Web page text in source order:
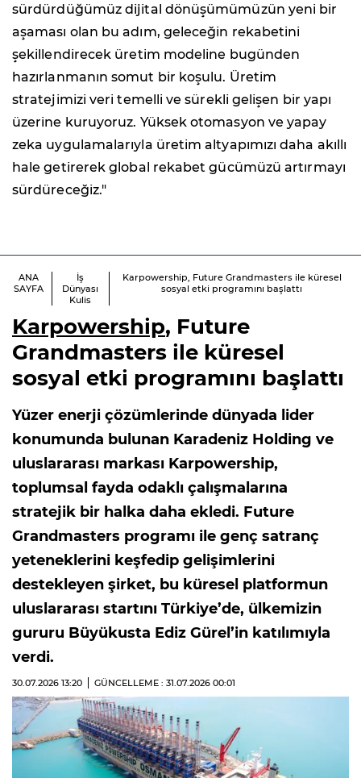
sürdürdüğümüz dijital dönüşümümüzün yeni bir
aşaması olan bu adım, geleceğin rekabetini
şekillendirecek üretim modeline bugünden
hazırlanmanın somut bir koşulu. Üretim
stratejimizi veri temelli ve sürekli gelişen bir yapı
üzerine kuruyoruz. Yüksek otomasyon ve yapay
zeka uygulamalarıyla üretim altyapımızı daha akıllı
hale getirerek global rekabet gücümüzü artırmayı
sürdüreceğiz."
ANA
SAYFA
İş
Dünyası
Kulis
Karpowership, Future Grandmasters ile küresel
sosyal etki programını başlattı
Karpowership, Future
Grandmasters ile küresel
sosyal etki programını başlattı
Yüzer enerji çözümlerinde dünyada lider
konumunda bulunan Karadeniz Holding ve
uluslararası markası Karpowership,
toplumsal fayda odaklı çalışmalarına
stratejik bir halka daha ekledi. Future
Grandmasters programı ile genç satranç
yeteneklerini keşfedip gelişimlerini
destekleyen şirket, bu küresel platformun
uluslararası startını Türkiye’de, ülkemizin
gururu Büyükusta Ediz Gürel’in katılımıyla
verdi.
30.07.2026 13:20 GÜNCELLEME : 31.07.2026 00:01